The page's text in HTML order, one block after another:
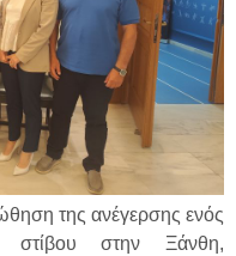
της ανέγερσης ενός
στίβου στην Ξάνθη,